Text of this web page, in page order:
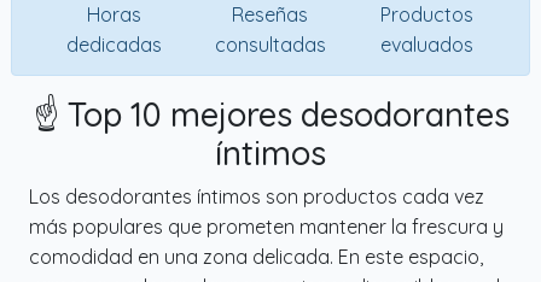
Horas
dedicadas
Reseñas
consultadas
Productos
evaluados
☝️ Top 10 mejores desodorantes
íntimos
Los desodorantes íntimos son productos cada vez
más populares que prometen mantener la frescura y
comodidad en una zona delicada. En este espacio,